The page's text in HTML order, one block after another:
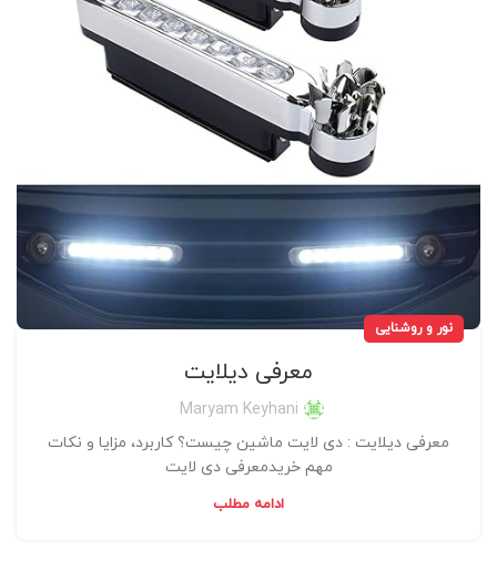
نور و روشنایی
معرفی دیلایت
Maryam Keyhani
معرفی دیلایت : دی لایت ماشین چیست؟ کاربرد، مزایا و نکات
مهم خریدمعرفی دی لایت
ادامه مطلب